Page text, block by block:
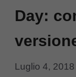
Day:
Luglio 4, 2018